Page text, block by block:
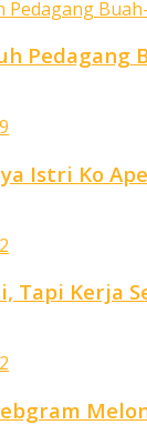
Pedagang
Istri Ko
Tapi Kerja